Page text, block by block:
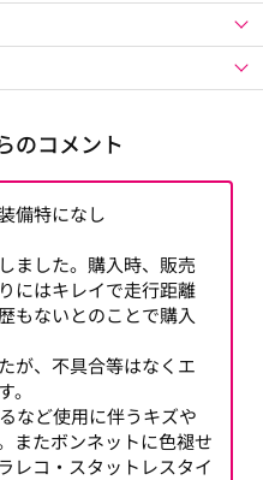
のコメント
備特になし
ました。購入時、販売
にはキレイで走行距離
もないとのことで購入
が、不具合等はなくエ
。
など使用に伴うキズや
またボンネットに色褪せ
レコ・スタットレスタイ